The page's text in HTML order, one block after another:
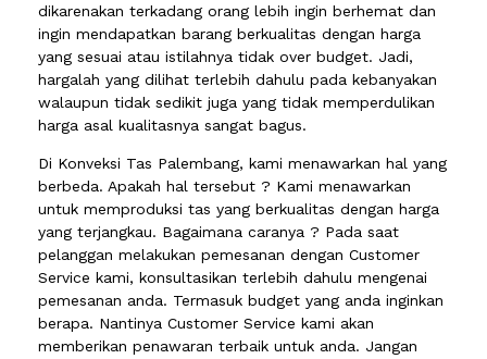
dikarenakan terkadang orang lebih ingin berhemat dan
ingin mendapatkan barang berkualitas dengan harga
yang sesuai atau istilahnya tidak over budget. Jadi,
hargalah yang dilihat terlebih dahulu pada kebanyakan
walaupun tidak sedikit juga yang tidak memperdulikan
harga asal kualitasnya sangat bagus.
Di Konveksi Tas Palembang, kami menawarkan hal yang
berbeda. Apakah hal tersebut ? Kami menawarkan
untuk memproduksi tas yang berkualitas dengan harga
yang terjangkau. Bagaimana caranya ? Pada saat
pelanggan melakukan pemesanan dengan Customer
Service kami, konsultasikan terlebih dahulu mengenai
pemesanan anda. Termasuk budget yang anda inginkan
berapa. Nantinya Customer Service kami akan
memberikan penawaran terbaik untuk anda. Jangan